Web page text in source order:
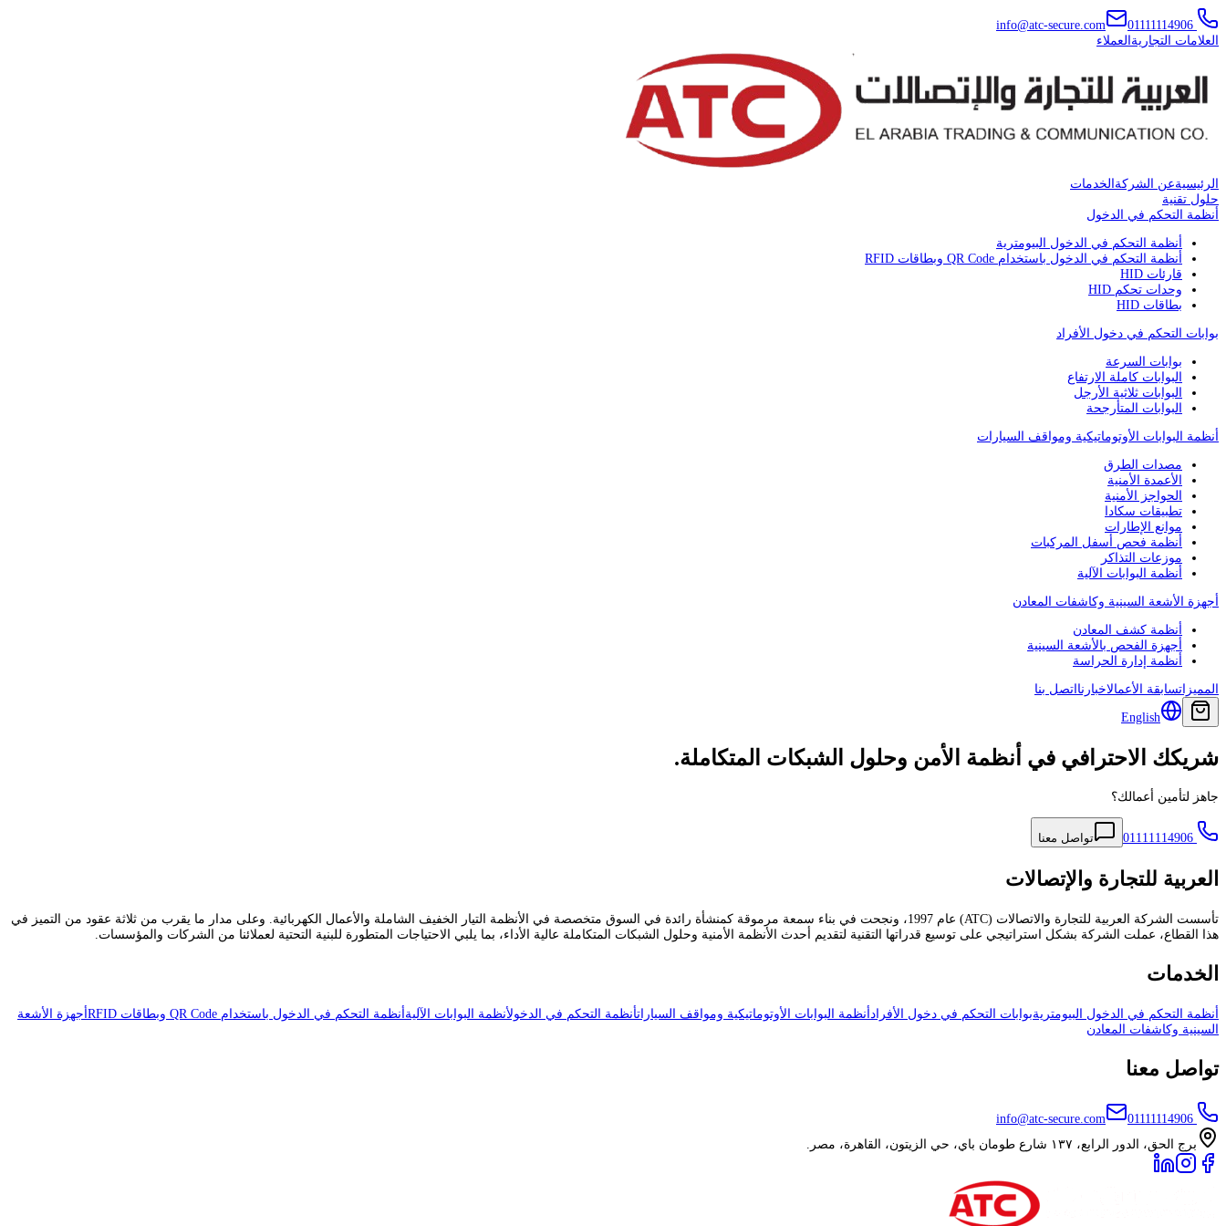
01111114906
info@atc-secure.com
العلامات التجارية العملاء
الرئيسيةعن الشركة الخدمات
حلول تقنية
أنظمة التحكم في الدخول
أنظمة التحكم في الدخول البيومترية
أنظمة التحكم في الدخول باستخدام QR Code وبطاقات RFID
قارئات HID
وحدات تحكم HID
بطاقات HID
بوابات التحكم في دخول الأفراد
بوابات السرعة
البوابات كاملة الارتفاع
البوابات ثلاثية الأرجل
البوابات المتأرجحة
أنظمة البوابات الأوتوماتيكية ومواقف السيارات
مصدات الطرق
الأعمدة الأمنية
الحواجز الأمنية
تطبيقات سكادا
موانع الإطارات
أنظمة فحص أسفل المركبات
موزعات التذاكر
أنظمة البوابات الآلية
أجهزة الأشعة السينية وكاشفات المعادن
أنظمة كشف المعادن
أجهزة الفحص بالأشعة السينية
أنظمة إدارة الحراسة
المميزاتسابقة الأعمالاخبارنا اتصل بنا
English
شريكك الاحترافي في أنظمة الأمن وحلول الشبكات المتكاملة.
جاهز لتأمين أعمالك؟
01111114906 تواصل معنا
العربية للتجارة والإتصالات
تأسست الشركة العربية للتجارة والاتصالات (ATC) عام 1997، ونجحت في بناء سمعة مرموقة كمنشأة رائدة في السوق متخصصة في الأنظمة التيار الخفيف الشاملة والأعمال الكهربائية. وعلى مدار ما يقرب من ثلاثة عقود من التميز في
هذا القطاع، عملت الشركة بشكل استراتيجي على توسيع قدراتها التقنية لتقديم أحدث الأنظمة الأمنية وحلول الشبكات المتكاملة عالية الأداء، بما يلبي الاحتياجات المتطورة للبنية التحتية لعملائنا من الشركات والمؤسسات.
الخدمات
أنظمة التحكم في الدخول البيومتريةبوابات التحكم في دخول الأفراد أنظمة البوابات الأوتوماتيكية ومواقف السياراتأنظمة التحكم في الدخولأنظمة البوابات الآلية أنظمة التحكم في الدخول باستخدام QR Code وبطاقات RFID
أجهزة الأشعة
السينية وكاشفات المعادن
تواصل معنا
01111114906
info@atc-secure.com
برج الحق، الدور الرابع، ١٣٧ شارع طومان باي، حي الزيتون، القاهرة، مصر.